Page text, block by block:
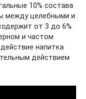
10% состава
между целебными и
от 3 до 6%
и частом
напитка
действием